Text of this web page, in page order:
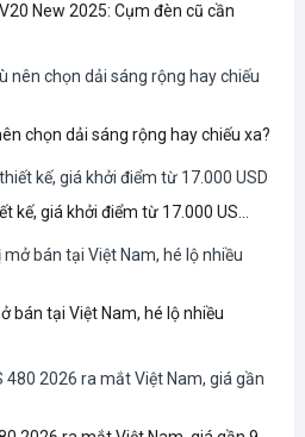
New 2025: Cụm đèn cũ cần
chọn dải sáng rộng hay chiếu xa?
kế, giá khởi điểm từ 17.000 US...
bán tại Việt Nam, hé lộ nhiều